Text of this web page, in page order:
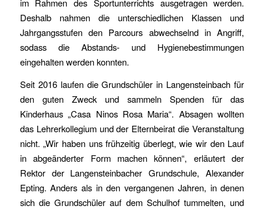
im Rahmen des Sportunterrichts ausgetragen werden.
Deshalb nahmen die unterschiedlichen Klassen und
Jahrgangsstufen den Parcours abwechselnd in Angriff,
sodass die Abstands- und Hygienebestimmungen
eingehalten werden konnten.
Seit 2016 laufen die Grundschüler in Langensteinbach für
den guten Zweck und sammeln Spenden für das
Kinderhaus „Casa Ninos Rosa Maria“. Absagen wollten
das Lehrerkollegium und der Elternbeirat die Veranstaltung
nicht. „Wir haben uns frühzeitig überlegt, wie wir den Lauf
in abgeänderter Form machen können“, erläutert der
Rektor der Langensteinbacher Grundschule, Alexander
Epting. Anders als in den vergangenen Jahren, in denen
sich die Grundschüler auf dem Schulhof tummelten, und